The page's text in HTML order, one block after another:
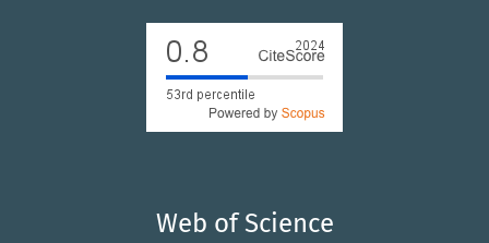
Web of Science